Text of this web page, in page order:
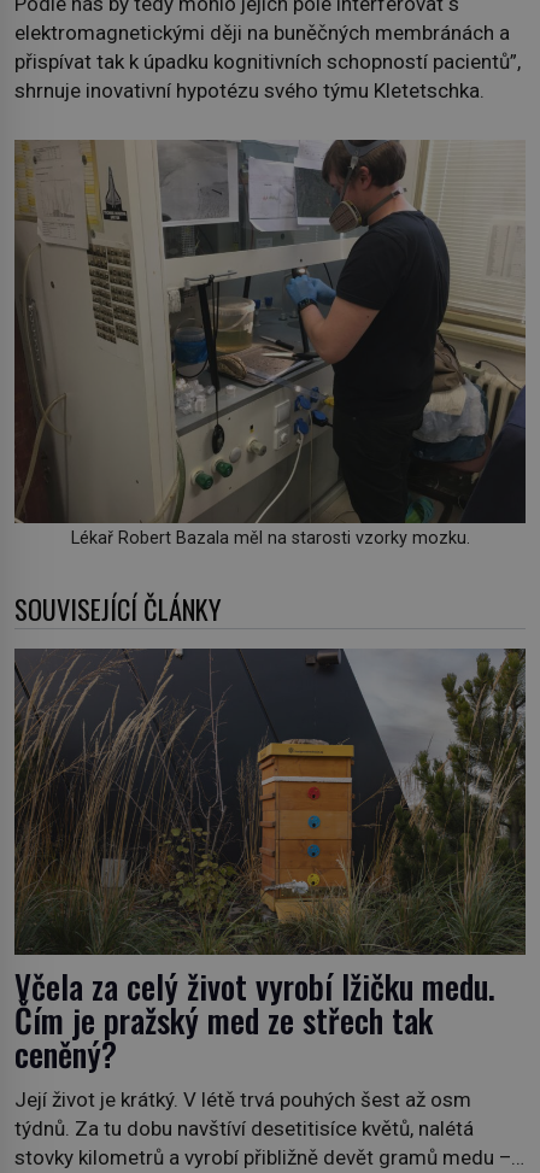
elektromagnetickými ději na buněčných membránách a
přispívat tak k úpadku kognitivních schopností pacientů”,
shrnuje inovativní hypotézu svého týmu Kletetschka.
Lékař Robert Bazala měl na starosti vzorky mozku.
SOUVISEJÍCÍ ČLÁNKY
Včela za celý život vyrobí lžičku medu.
Čím je pražský med ze střech tak
ceněný?
Její život je krátký. V létě trvá pouhých šest až osm
týdnů. Za tu dobu navštíví desetitisíce květů, nalétá
stovky kilometrů a vyrobí přibližně devět gramů medu –